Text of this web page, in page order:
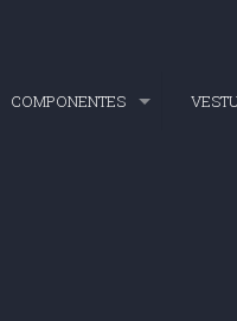
COMPONENTES